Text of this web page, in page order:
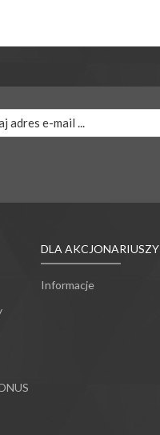
DLA AKCJONARIUSZY
Informacje